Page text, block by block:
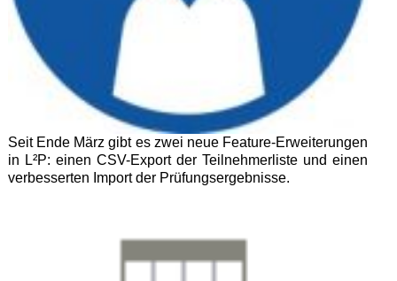
Seit Ende März gibt es zwei neue Feature-Erweiterungen
in L²P: einen CSV-Export der Teilnehmerliste und einen
verbesserten Import der Prüfungsergebnisse.